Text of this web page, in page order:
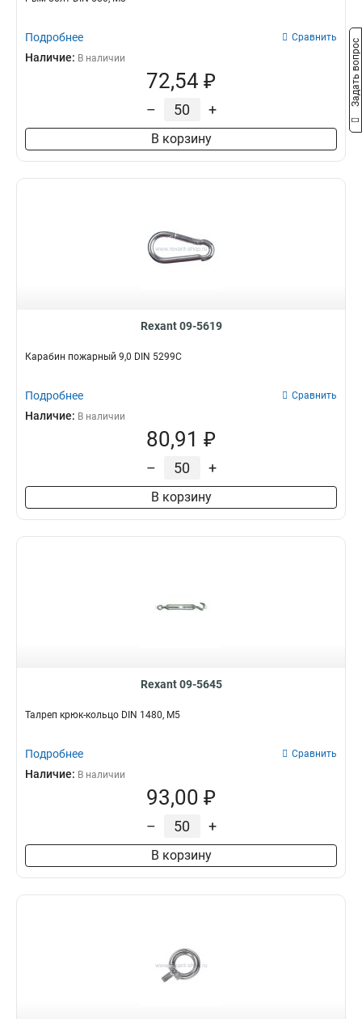
Подробнее Сравнить
Наличие: В наличии
72,54 ₽
– +
В корзину
Rexant 09-5619
Карабин пожарный 9,0 DIN 5299С
Подробнее Сравнить
Наличие: В наличии
80,91 ₽
– +
В корзину
Rexant 09-5645
Талреп крюк-кольцо DIN 1480, М5
Подробнее Сравнить
Наличие: В наличии
93,00 ₽
– +
В корзину
Задать вопрос